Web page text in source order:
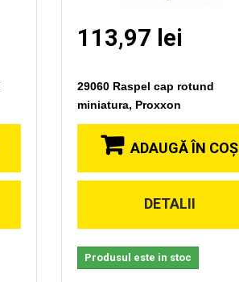
113,97 lei
29060 Raspel cap rotund
miniatura, Proxxon
ADAUGĂ ÎN COŞ
DETALII
Produsul este in stoc